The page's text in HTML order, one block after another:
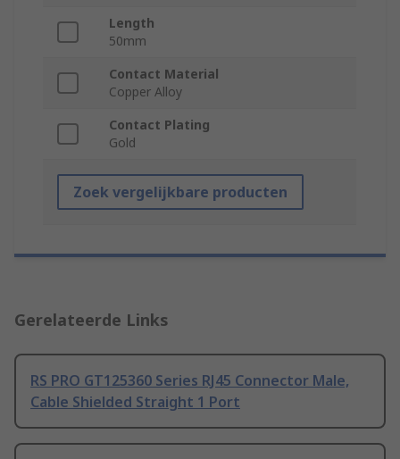
Length
50mm
Contact Material
Copper Alloy
Contact Plating
Gold
Zoek vergelijkbare producten
Gerelateerde Links
RS PRO GT125360 Series RJ45 Connector Male,
Cable Shielded Straight 1 Port